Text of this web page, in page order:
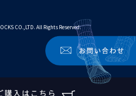
CO.,LTD. All Rights Reserved.